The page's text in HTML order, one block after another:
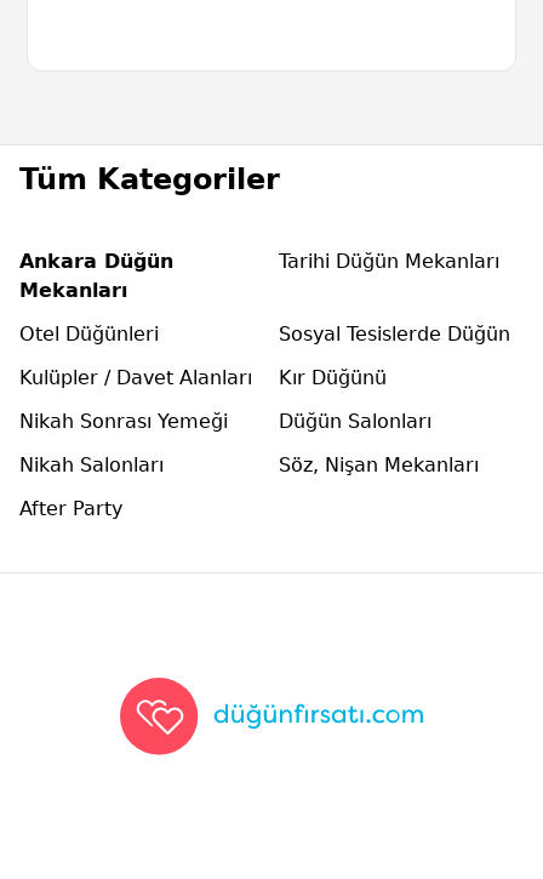
Tüm Kategoriler
Ankara Düğün
Mekanları
Tarihi Düğün Mekanları
Otel Düğünleri
Sosyal Tesislerde Düğün
Kulüpler / Davet Alanları
Kır Düğünü
Nikah Sonrası Yemeği
Düğün Salonları
Nikah Salonları
Söz, Nişan Mekanları
After Party